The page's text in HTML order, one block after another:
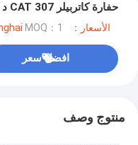
حفارة كاتربيلر CAT 307 د للبيع
الأسعار：US$15,000 FOB Shanghai MOQ：1 مجموعة
افضل سعر
منتوج وصف